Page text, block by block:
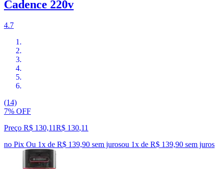
Cadence 220v
4.7
(14)
7% OFF
Preço R$ 130,11R$ 130,11
no Pix Ou 1x de R$ 139,90 sem jurosou 1x de R$ 139,90 sem juros